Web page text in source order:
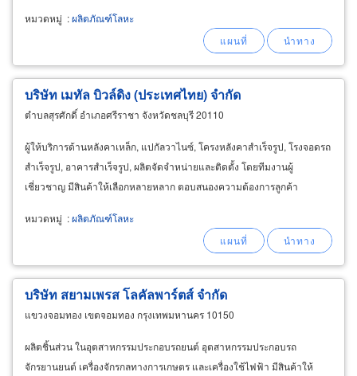
หมวดหมู่ :ผลิตภัณฑ์โลหะ
บริษัท เมทัล บิวล์ดิง (ประเทศไทย) จำกัด
ตำบลสุรศักดิ์ อำเภอศรีราชา จังหวัดชลบุรี 20110
ผู้ให้บริการด้านหลังคาเหล็ก, แปกัลวาไนซ์, โครงหลังคาสำเร็จรูป, โรงจอดรถ
สำเร็จรูป, อาคารสำเร็จรูป, ผลิตจัดจำหน่ายและติดตั้ง โดยทีมงานผู้
เชี่ยวชาญ มีสินค้าให้เลือกหลายหลาก ตอบสนองความต้องการลูกค้า
หมวดหมู่ :ผลิตภัณฑ์โลหะ
บริษัท สยามเพรส โลคัลพาร์ตส์ จำกัด
แขวงจอมทอง เขตจอมทอง กรุงเทพมหานคร 10150
ผลิตชิ้นส่วน ในอุตสาหกรรมประกอบรถยนต์ อุตสาหกรรมประกอบรถ
จักรยานยนต์ เครื่องจักรกลทางการเกษตร และเครื่องใช้ไฟฟ้า มีสินค้าให้